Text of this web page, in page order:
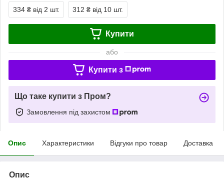
334 ₴ від 2 шт. 312 ₴ від 10 шт.
Купити
або
Купити з
Що таке купити з Пром?
Замовлення під захистом
Опис Характеристики Відгуки про товар Доставка
Опис